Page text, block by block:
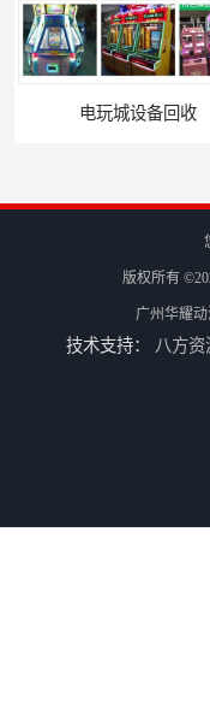
全国二手游艺机上门回
版权所有
广州华耀
技术支持： 八方资